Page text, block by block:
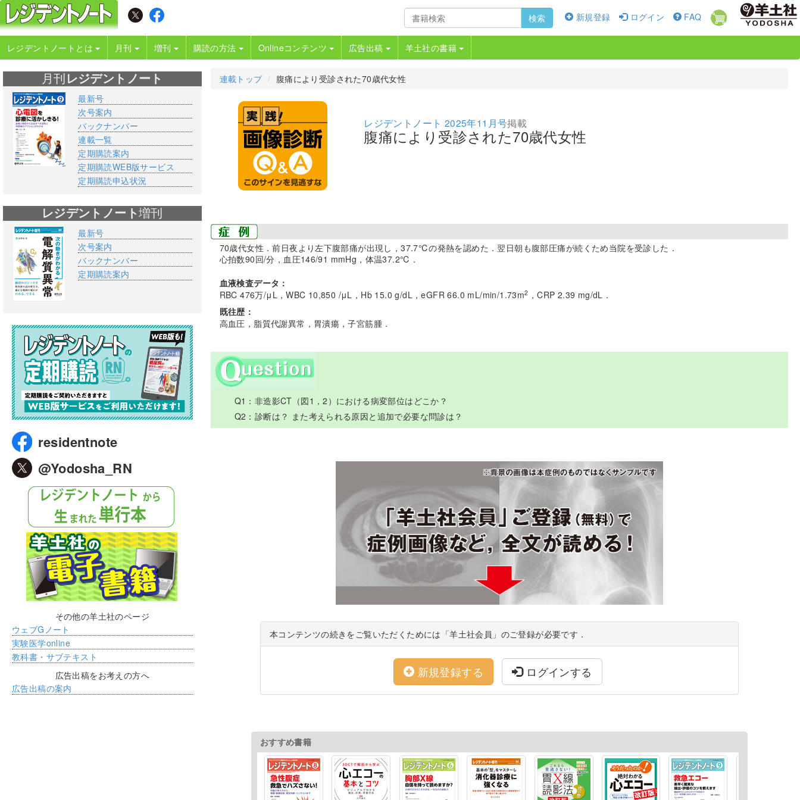
新規登録 ログイン FAQ
検索
レジデントノートとは 月刊 増刊 購読の方法 Onlineコンテンツ 広告出稿 羊土社の書籍
連載トップ 腹痛により受診された70歳代女性
レジデントノート 2025年11月号掲載
腹痛により受診された70歳代女性
70歳代女性．前日夜より左下腹部痛が出現し，37.7℃の発熱を認めた．翌日朝も腹部圧痛が続くため当院を受診した．
心拍数90回/分，血圧146/91 mmHg，体温37.2℃．
血液検査データ：
RBC 476万/μL，WBC 10,850 /μL，Hb 15.0 g/dL，eGFR 66.0 mL/min/1.73m2 ，CRP 2.39 mg/dL．
既往歴：
高血圧，脂質代謝異常，胃潰瘍，子宮筋腫．
Q1：非造影CT（図1，2）における病変部位はどこか？
Q2：診断は？ また考えられる原因と追加で必要な問診は？
本コンテンツの続きをご覧いただくためには「羊土社会員」のご登録が必要です．
新規登録する ログインする
おすすめ書籍
月刊 レジデントノート
最新号
次号案内
バックナンバー
連載一覧
定期購読案内
定期購読WEB版サービス
定期購読申込状況
レジデントノート増刊
最新号
次号案内
バックナンバー
定期購読案内
residentnote
@Yodosha_RN
その他の羊土社のページ
ウェブGノート
実験医学online
教科書・サブテキスト
広告出稿をお考えの方へ
広告出稿の案内